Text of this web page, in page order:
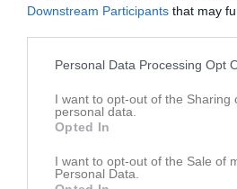
Downstream Participants that may
Personal Data Processing Opt
I want to opt-out of the Sharing
personal data.
Opted In
I want to opt-out of the Sale of
Personal Data.
Senast uppladdade video
Logga in och ladda upp ert första klipp